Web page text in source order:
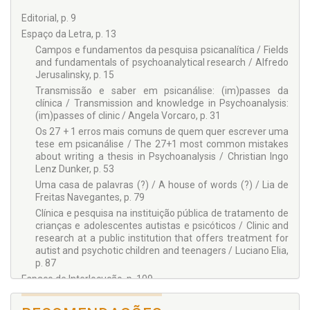
Salete Ribas, Leandro Alves Rodrigues dos Santos.
Nº 07 – O AMOR NOS TEMPOS DA ANÁLISE
Alfredo Jerusalinsky, Andrea Silvana Rossi, Angela Baptista
do Rio Teixeira, Eliane Michelini Marraccini, Isidoro Vegh,
Jean-Jacques Rassial, Maria Cecilia Garcez, Marie-Christine
Laznik, Sándor Ferenczi, Marcus do Rio Teixeira, Wael de
Oliveira, Geselda Baratto e Rosane L. V. de Macedo, Leda
Mariza Fischer Bernardino, Rosa Maria Marini Mariotto
Nº 08 – O PSICANALISTA E O ATO
Alfredo Jerusalinsky, Dayse Stoklos Malucelli, Leda Mariza
Fischer Bernardino, Maria Aparecida de Luna Pedrosa, Maria
Carolina Serafi m, Tânia Mara Galeazzi Stoppa e Maria
Cristina Kupfer.
Nº 09 – O TOQUE ESCURO DO OBJETO
Clara Cruglak, Dayse Stoklos Malucelli, Eduardo Ribeiro da
Fonseca, Frédéric Pellion, Karina Codeço Barone, Wael de
Oliveira, Rosa Maria Marini Mariotto, Geselda Baratto e
Michele Kamers.
Andrea de Castro Rôa d’Haese, Bernard Moullé, Márcia Yuri
Editorial, p. 9
Espaço da Letra, p. 13
Campos e fundamentos da pesquisa psicanalítica / Fields
and fundamentals of psychoanalytical research / Alfredo
Jerusalinsky, p. 15
Transmissão e saber em psicanálise: (im)passes da
clínica / Transmission and knowledge in Psychoanalysis:
(im)passes of clinic / Angela Vorcaro, p. 31
Os 27 + 1 erros mais comuns de quem quer escrever uma
tese em psicanálise / The 27+1 most common mistakes
about writing a thesis in Psychoanalysis / Christian Ingo
Lenz Dunker, p. 53
Uma casa de palavras (?) / A house of words (?) / Lia de
Freitas Navegantes, p. 79
Clínica e pesquisa na instituição pública de tratamento de
crianças e adolescentes autistas e psicóticos / Clinic and
research at a public institution that offers treatment for
autist and psychotic children and teenagers / Luciano Elia,
p. 87
Espaço de Interlocução, p. 109
As mulheres são as melhores líderes, quando não são as
piores / Women are the best leaders, when they are not